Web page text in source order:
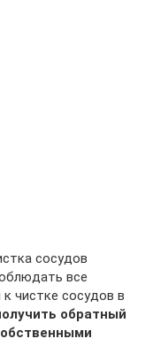
сосудов
все
чистке сосудов в
обратный